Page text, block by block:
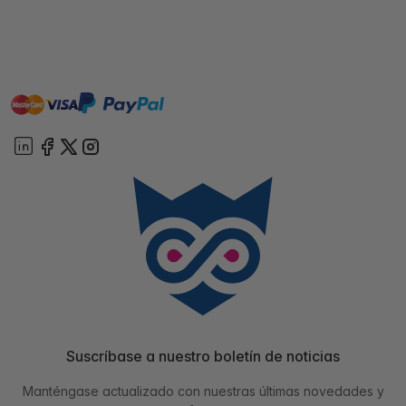
mastervisa paypal
Suscríbase a nuestro boletín de noticias
Manténgase actualizado con nuestras últimas novedades y